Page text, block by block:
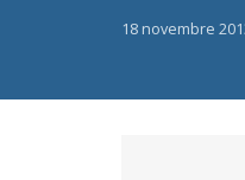
18 novembre